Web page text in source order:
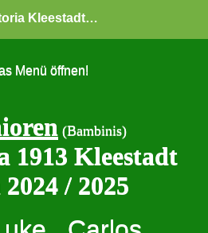
SV Viktoria Kleestadt "Jugendabteilung"
Menü öffnen!
(Bambinis)
1913 Kleestadt
2024 / 2025